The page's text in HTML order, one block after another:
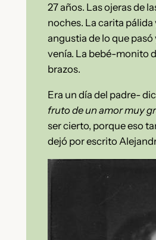
27 años. Las ojeras de
noches. La carita pálida
angustia de lo que pasó
venía. La bebé-monito
brazos.
Era un día del padre-
fruto de un amor muy
ser cierto, porque eso
dejó por escrito